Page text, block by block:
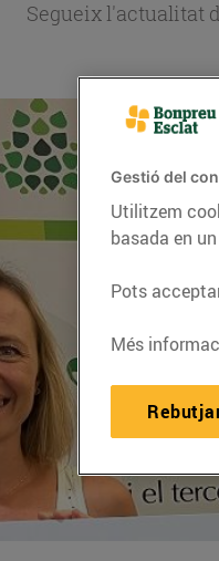
Segueix l'actualitat
Gestió del
Utilitzem
basada en
Pots
Més